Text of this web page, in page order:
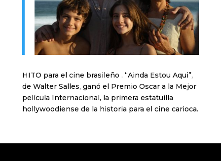
HITO para el cine brasileño . “Ainda Estou Aqui”,
de Walter Salles, ganó el Premio Oscar a la Mejor
película Internacional, la primera estatuilla
hollywoodiense de la historia para el cine carioca.